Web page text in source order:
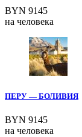
BYN 9145
на человека
ПЕРУ — БОЛИВИЯ
BYN 9145
на человека